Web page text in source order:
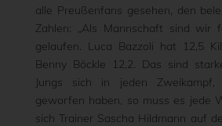
alle Preußenfans gesehen, den
Zahlen: „Als Mannschaft sind wir
gelaufen. Luca Bazzoli hat 12,5
Benny Böckle 12,2. Das sind
Jungs sich in jeden
geworfen haben, so muss es jede
sich Trainer Sascha Hildmann auf